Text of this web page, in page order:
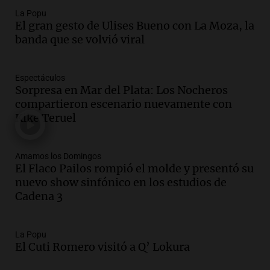
Episodios
Audio.Suspenden descuento en SUBE y
aumentan tarifas del SUBTE en Buenos
Episodios
Audio.Kicillof critica la desregulación
financiera y el aumento de la morosidad
Episodios
Audio.La UNT evalúa apelación ante la
Corte Suprema tras fallo que aparta a
Pagani como rector
Audio.El cardenal Ángel Rossi advirtió
La Popu
El gran gesto de Ulises Bueno con La Moza, la
banda que se volvió viral
Espectáculos
Sorpresa en Mar del Plata: Los Nocheros
compartieron escenario nuevamente con
Kike Teruel
Amamos los Domingos
El Flaco Pailos rompió el molde y presentó su
nuevo show sinfónico en los estudios de
Cadena 3
La Popu
El Cuti Romero visitó a Q’ Lokura